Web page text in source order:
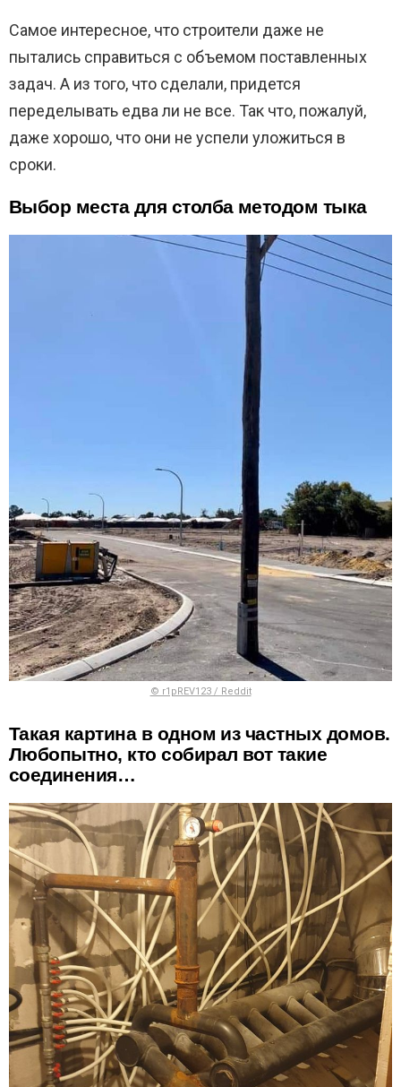
Самое интересное, что строители даже не
пытались справиться с объемом поставленных
задач. А из того, что сделали, придется
переделывать едва ли не все. Так что, пожалуй,
даже хорошо, что они не успели уложиться в
сроки.
Выбор места для столба методом тыка
© r1pREV123 / Reddit
Такая картина в одном из частных домов.
Любопытно, кто собирал вот такие
соединения…